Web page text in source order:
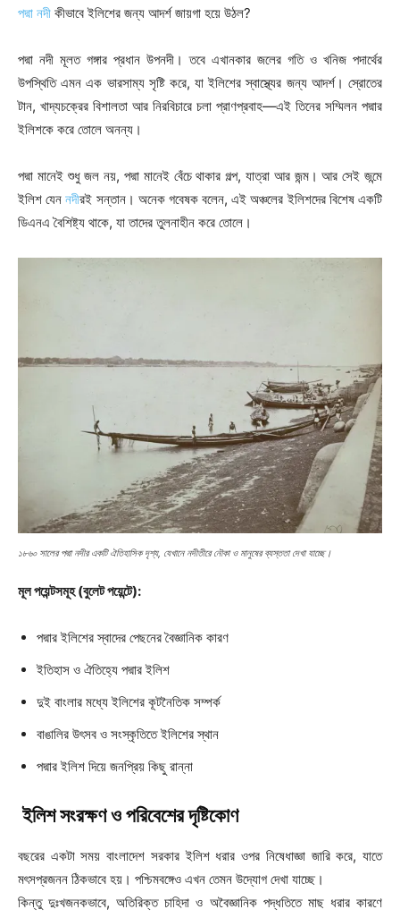
পদ্মা নদী কীভাবে ইলিশের জন্য আদর্শ জায়গা হয়ে উঠল?
পদ্মা নদী মূলত গঙ্গার প্রধান উপনদী। তবে এখানকার জলের গতি ও খনিজ পদার্থের
উপস্থিতি এমন এক ভারসাম্য সৃষ্টি করে, যা ইলিশের স্বাস্থ্যের জন্য আদর্শ। স্রোতের
টান, খাদ্যচক্রের বিশালতা আর নিরবিচারে চলা প্রাণপ্রবাহ—এই তিনের সম্মিলন পদ্মার
ইলিশকে করে তোলে অনন্য।
পদ্মা মানেই শুধু জল নয়, পদ্মা মানেই বেঁচে থাকার গল্প, যাত্রা আর জন্ম। আর সেই জন্মে
ইলিশ যেননদীরই সন্তান। অনেক গবেষক বলেন, এই অঞ্চলের ইলিশদের বিশেষ একটি
ডিএনএ বৈশিষ্ট্য থাকে, যা তাদের তুলনাহীন করে তোলে।
১৮৬০ সালের পদ্মা নদীর একটি ঐতিহাসিক দৃশ্য, যেখানে নদীতীরে নৌকা ও মানুষের ব্যস্ততা দেখা যাচ্ছে।
মূল পয়েন্টসমূহ (বুলেট পয়েন্টে):
পদ্মার ইলিশের স্বাদের পেছনের বৈজ্ঞানিক কারণ
ইতিহাস ও ঐতিহ্যে পদ্মার ইলিশ
দুই বাংলার মধ্যে ইলিশের কূটনৈতিক সম্পর্ক
বাঙালির উৎসব ও সংস্কৃতিতে ইলিশের স্থান
পদ্মার ইলিশ দিয়ে জনপ্রিয় কিছু রান্না
ইলিশ সংরক্ষণ ও পরিবেশের দৃষ্টিকোণ
বছরের একটা সময় বাংলাদেশ সরকার ইলিশ ধরার ওপর নিষেধাজ্ঞা জারি করে, যাতে
মৎসপ্রজনন ঠিকভাবে হয়। পশ্চিমবঙ্গেও এখন তেমন উদ্যোগ দেখা যাচ্ছে।
কিন্তু দুঃখজনকভাবে, অতিরিক্ত চাহিদা ও অবৈজ্ঞানিক পদ্ধতিতে মাছ ধরার কারণে